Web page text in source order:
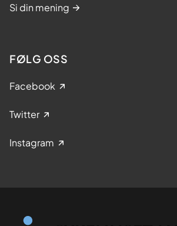
Si din mening
FØLG OSS
Facebook
Twitter
Instagram